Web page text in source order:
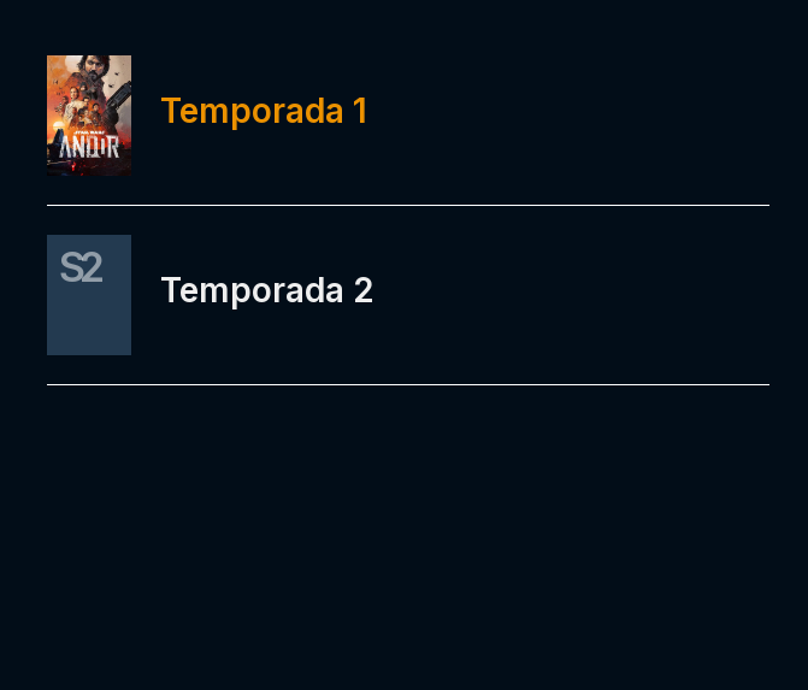
Temporada 1
S2 Temporada 2